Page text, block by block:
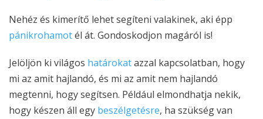
Nehéz és kimerítő lehet segíteni valakinek, aki épp
pánikrohamotél át. Gondoskodjon magáról is!
Jelöljön ki világos határokatazzal kapcsolatban, hogy
mi az amit hajlandó, és mi az amit nem hajlandó
megtenni, hogy segítsen. Például elmondhatja nekik,
hogy készen áll egy beszélgetésre, ha szükség van